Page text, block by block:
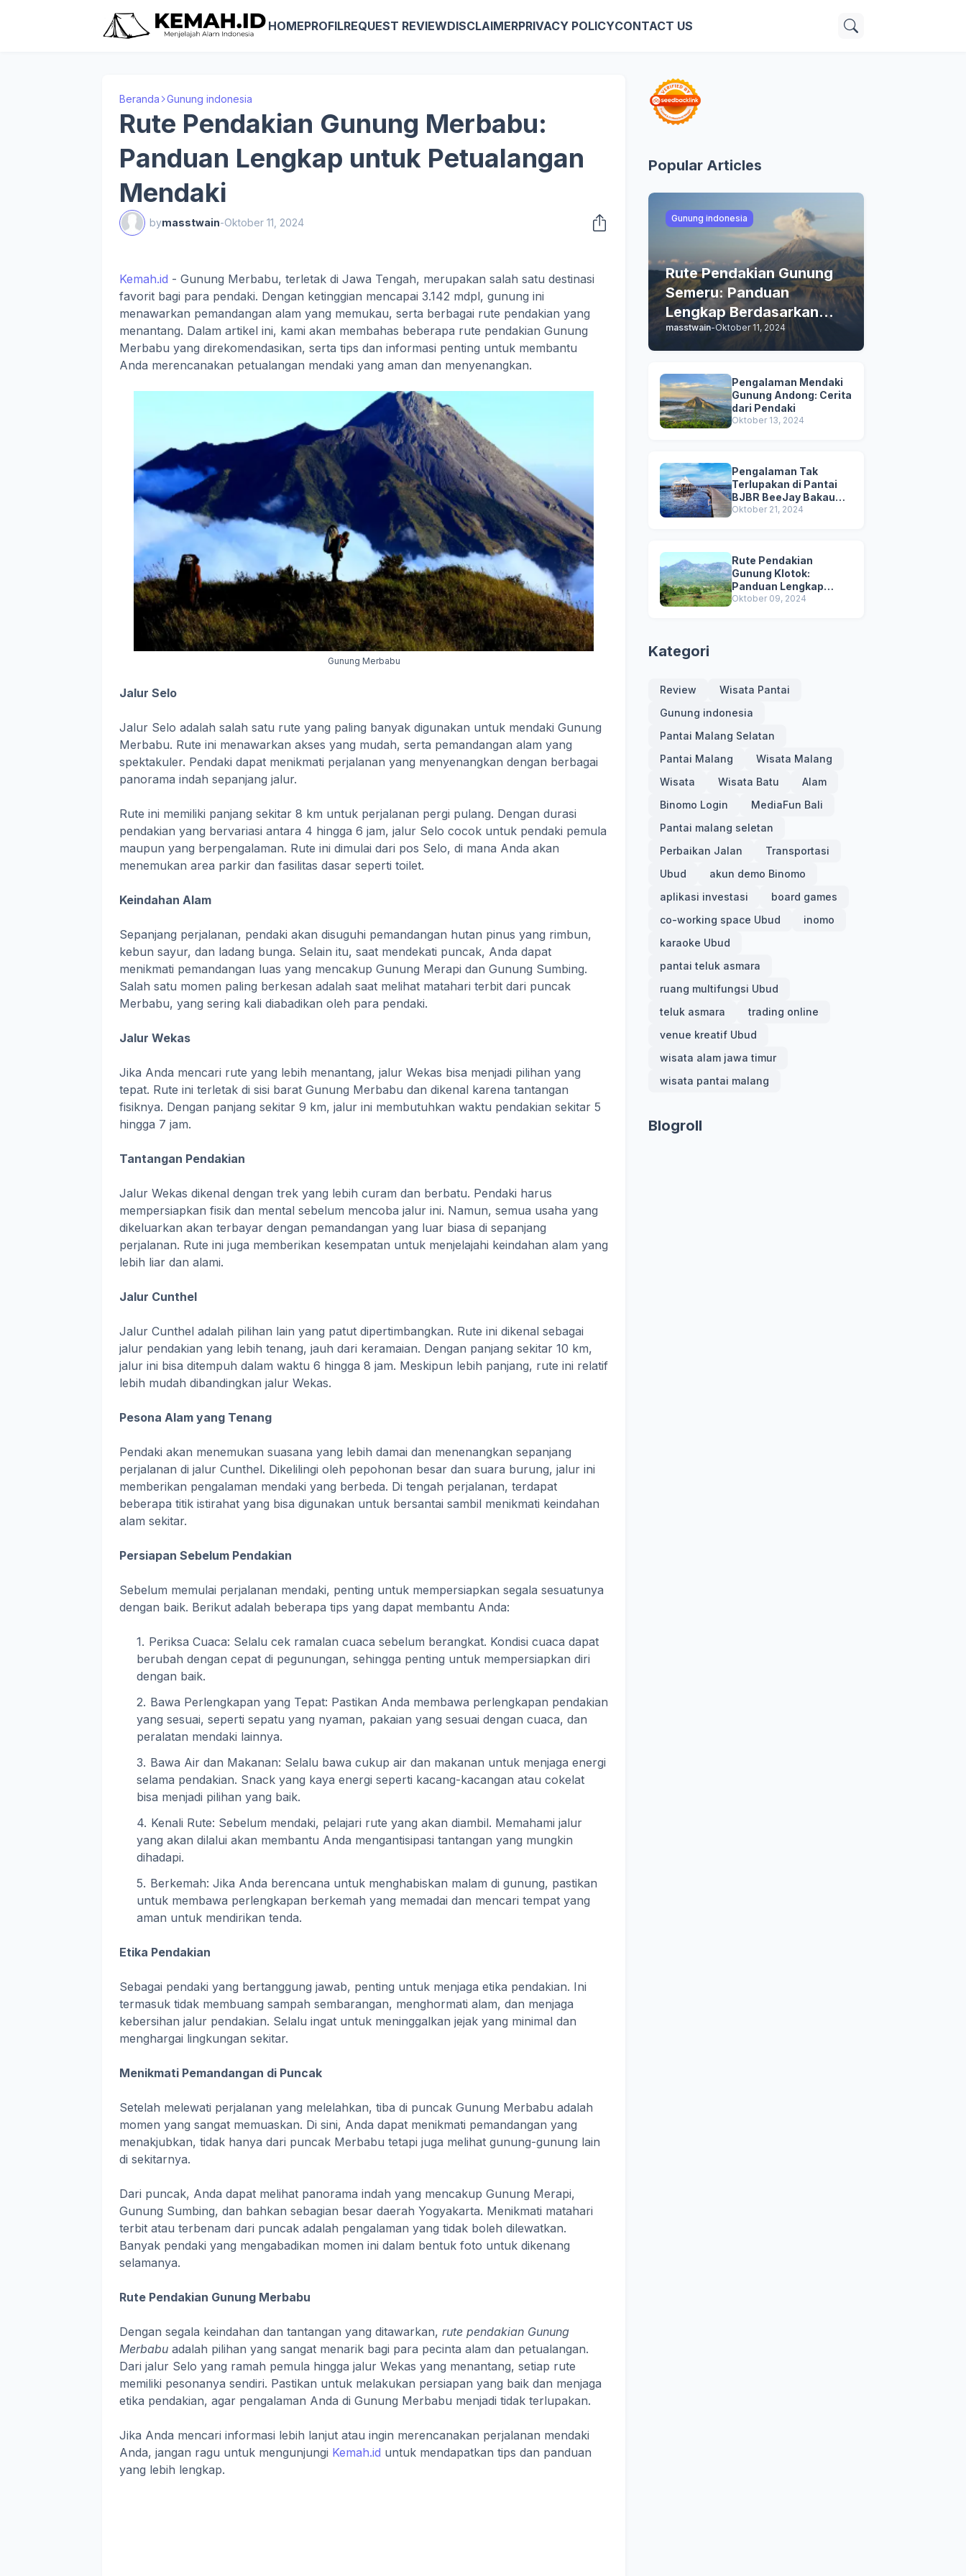
HOMEPROFILREQUEST REVIEWDISCLAIMERPRIVACY POLICYCONTACT US
Beranda Gunung indonesia
Rute Pendakian Gunung Merbabu:
Panduan Lengkap untuk Petualangan
Mendaki
bymasstwain-Oktober 11, 2024
Kemah.id - Gunung Merbabu, terletak di Jawa Tengah, merupakan salah satu destinasi
favorit bagi para pendaki. Dengan ketinggian mencapai 3.142 mdpl, gunung ini
menawarkan pemandangan alam yang memukau, serta berbagai rute pendakian yang
menantang. Dalam artikel ini, kami akan membahas beberapa rute pendakian Gunung
Merbabu yang direkomendasikan, serta tips dan informasi penting untuk membantu
Anda merencanakan petualangan mendaki yang aman dan menyenangkan.
Gunung Merbabu
Jalur Selo
Jalur Selo adalah salah satu rute yang paling banyak digunakan untuk mendaki Gunung
Merbabu. Rute ini menawarkan akses yang mudah, serta pemandangan alam yang
spektakuler. Pendaki dapat menikmati perjalanan yang menyenangkan dengan berbagai
panorama indah sepanjang jalur.
Rute ini memiliki panjang sekitar 8 km untuk perjalanan pergi pulang. Dengan durasi
pendakian yang bervariasi antara 4 hingga 6 jam, jalur Selo cocok untuk pendaki pemula
maupun yang berpengalaman. Rute ini dimulai dari pos Selo, di mana Anda akan
menemukan area parkir dan fasilitas dasar seperti toilet.
Keindahan Alam
Sepanjang perjalanan, pendaki akan disuguhi pemandangan hutan pinus yang rimbun,
kebun sayur, dan ladang bunga. Selain itu, saat mendekati puncak, Anda dapat
menikmati pemandangan luas yang mencakup Gunung Merapi dan Gunung Sumbing.
Salah satu momen paling berkesan adalah saat melihat matahari terbit dari puncak
Merbabu, yang sering kali diabadikan oleh para pendaki.
Jalur Wekas
Jika Anda mencari rute yang lebih menantang, jalur Wekas bisa menjadi pilihan yang
tepat. Rute ini terletak di sisi barat Gunung Merbabu dan dikenal karena tantangan
fisiknya. Dengan panjang sekitar 9 km, jalur ini membutuhkan waktu pendakian sekitar 5
hingga 7 jam.
Tantangan Pendakian
Jalur Wekas dikenal dengan trek yang lebih curam dan berbatu. Pendaki harus
mempersiapkan fisik dan mental sebelum mencoba jalur ini. Namun, semua usaha yang
dikeluarkan akan terbayar dengan pemandangan yang luar biasa di sepanjang
perjalanan. Rute ini juga memberikan kesempatan untuk menjelajahi keindahan alam yang
lebih liar dan alami.
Jalur Cunthel
Jalur Cunthel adalah pilihan lain yang patut dipertimbangkan. Rute ini dikenal sebagai
jalur pendakian yang lebih tenang, jauh dari keramaian. Dengan panjang sekitar 10 km,
jalur ini bisa ditempuh dalam waktu 6 hingga 8 jam. Meskipun lebih panjang, rute ini relatif
lebih mudah dibandingkan jalur Wekas.
Pesona Alam yang Tenang
Pendaki akan menemukan suasana yang lebih damai dan menenangkan sepanjang
perjalanan di jalur Cunthel. Dikelilingi oleh pepohonan besar dan suara burung, jalur ini
memberikan pengalaman mendaki yang berbeda. Di tengah perjalanan, terdapat
beberapa titik istirahat yang bisa digunakan untuk bersantai sambil menikmati keindahan
alam sekitar.
Persiapan Sebelum Pendakian
Sebelum memulai perjalanan mendaki, penting untuk mempersiapkan segala sesuatunya
dengan baik. Berikut adalah beberapa tips yang dapat membantu Anda:
Periksa Cuaca: Selalu cek ramalan cuaca sebelum berangkat. Kondisi cuaca dapat
berubah dengan cepat di pegunungan, sehingga penting untuk mempersiapkan diri
dengan baik.
Bawa Perlengkapan yang Tepat: Pastikan Anda membawa perlengkapan pendakian
yang sesuai, seperti sepatu yang nyaman, pakaian yang sesuai dengan cuaca, dan
peralatan mendaki lainnya.
Bawa Air dan Makanan: Selalu bawa cukup air dan makanan untuk menjaga energi
selama pendakian. Snack yang kaya energi seperti kacang-kacangan atau cokelat
bisa menjadi pilihan yang baik.
Kenali Rute: Sebelum mendaki, pelajari rute yang akan diambil. Memahami jalur
yang akan dilalui akan membantu Anda mengantisipasi tantangan yang mungkin
dihadapi.
Berkemah: Jika Anda berencana untuk menghabiskan malam di gunung, pastikan
untuk membawa perlengkapan berkemah yang memadai dan mencari tempat yang
aman untuk mendirikan tenda.
Etika Pendakian
Sebagai pendaki yang bertanggung jawab, penting untuk menjaga etika pendakian. Ini
termasuk tidak membuang sampah sembarangan, menghormati alam, dan menjaga
kebersihan jalur pendakian. Selalu ingat untuk meninggalkan jejak yang minimal dan
menghargai lingkungan sekitar.
Menikmati Pemandangan di Puncak
Setelah melewati perjalanan yang melelahkan, tiba di puncak Gunung Merbabu adalah
momen yang sangat memuaskan. Di sini, Anda dapat menikmati pemandangan yang
menakjubkan, tidak hanya dari puncak Merbabu tetapi juga melihat gunung-gunung lain
di sekitarnya.
Dari puncak, Anda dapat melihat panorama indah yang mencakup Gunung Merapi,
Gunung Sumbing, dan bahkan sebagian besar daerah Yogyakarta. Menikmati matahari
terbit atau terbenam dari puncak adalah pengalaman yang tidak boleh dilewatkan.
Banyak pendaki yang mengabadikan momen ini dalam bentuk foto untuk dikenang
selamanya.
Rute Pendakian Gunung Merbabu
Dengan segala keindahan dan tantangan yang ditawarkan, rute pendakian Gunung
Merbabu adalah pilihan yang sangat menarik bagi para pecinta alam dan petualangan.
Dari jalur Selo yang ramah pemula hingga jalur Wekas yang menantang, setiap rute
memiliki pesonanya sendiri. Pastikan untuk melakukan persiapan yang baik dan menjaga
etika pendakian, agar pengalaman Anda di Gunung Merbabu menjadi tidak terlupakan.
Jika Anda mencari informasi lebih lanjut atau ingin merencanakan perjalanan mendaki
Anda, jangan ragu untuk mengunjungi Kemah.id untuk mendapatkan tips dan panduan
yang lebih lengkap.
Popular Articles
Gunung indonesia
Rute Pendakian Gunung
Semeru: Panduan
Lengkap Berdasarkan
Pengalaman
masstwain-Oktober 11, 2024
Pengalaman Mendaki
Gunung Andong: Cerita
dari Pendaki
Oktober 13, 2024
Pengalaman Tak
Terlupakan di Pantai
BJBR BeeJay Bakau
Resort: Destinasi
Oktober 21, 2024
Rute Pendakian
Gunung Klotok:
Panduan Lengkap
untuk Petualangan
Oktober 09, 2024
Kategori
Review
Wisata Pantai
Gunung indonesia
Pantai Malang Selatan
Pantai Malang
Wisata Malang
Wisata
Wisata Batu
Alam
Binomo Login
MediaFun Bali
Pantai malang seletan
Perbaikan Jalan
Transportasi
Ubud
akun demo Binomo
aplikasi investasi
board games
co-working space Ubud
inomo
karaoke Ubud
pantai teluk asmara
ruang multifungsi Ubud
teluk asmara
trading online
venue kreatif Ubud
wisata alam jawa timur
wisata pantai malang
Blogroll